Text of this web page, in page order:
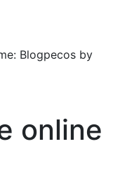
Blogpecos by
online